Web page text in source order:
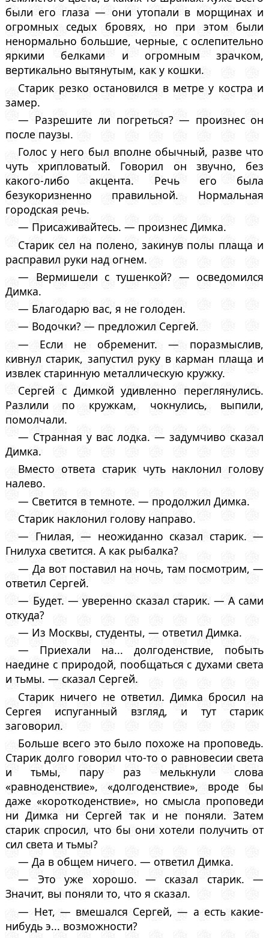
были его глаза — они утопали в морщинах и
огромных седых бровях, но при этом были
ненормально большие, черные, с ослепительно
яркими белками и огромным зрачком,
вертикально вытянутым, как у кошки.
Старик резко остановился в метре у костра и
замер.
— Разрешите ли погреться? — произнес он
после паузы.
Голос у него был вполне обычный, разве что
чуть хрипловатый. Говорил он звучно, без
какого-либо акцента. Речь его была
безукоризненно правильной. Нормальная
городская речь.
— Присаживайтесь. — произнес Димка.
Старик сел на полено, закинув полы плаща и
расправил руки над огнем.
— Вермишели с тушенкой? — осведомился
Димка.
— Благодарю вас, я не голоден.
— Водочки? — предложил Сергей.
— Если не обременит. — поразмыслив,
кивнул старик, запустил руку в карман плаща и
извлек старинную металлическую кружку.
Сергей с Димкой удивленно переглянулись.
Разлили по кружкам, чокнулись, выпили,
помолчали.
— Странная у вас лодка. — задумчиво сказал
Димка.
Вместо ответа старик чуть наклонил голову
налево.
— Светится в темноте. — продолжил Димка.
Старик наклонил голову направо.
— Гнилая, — неожиданно сказал старик. —
Гнилуха светится. А как рыбалка?
— Да вот поставил на ночь, там посмотрим, —
ответил Сергей.
— Будет. — уверенно сказал старик. — А сами
откуда?
— Из Москвы, студенты, — ответил Димка.
— Приехали на... долгоденствие, побыть
наедине с природой, пообщаться с духами света
и тьмы. — сказал Сергей.
Старик ничего не ответил. Димка бросил на
Сергея испуганный взгляд, и тут старик
заговорил.
Больше всего это было похоже на проповедь.
Старик долго говорил что-то о равновесии света
и тьмы, пару раз мелькнули слова
«равноденствие», «долгоденствие», вроде бы
даже «короткоденствие», но смысла проповеди
ни Димка ни Сергей так и не поняли. Затем
старик спросил, что бы они хотели получить от
сил света и тьмы?
— Да в общем ничего. — ответил Димка.
— Это уже хорошо. — сказал старик. —
Значит, вы поняли то, что я сказал.
— Нет, — вмешался Сергей, — а есть какие-
нибудь э... возможности?